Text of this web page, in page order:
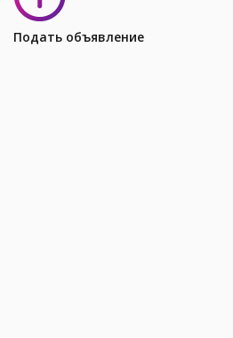
Подать объявление